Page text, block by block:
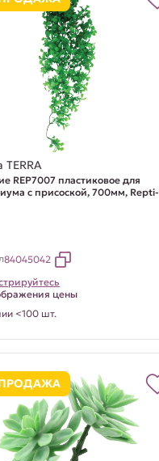
TERRA
REP7007 пластиковое для
с присоской, 700мм, Repti-
84045042
цены
<100 шт.